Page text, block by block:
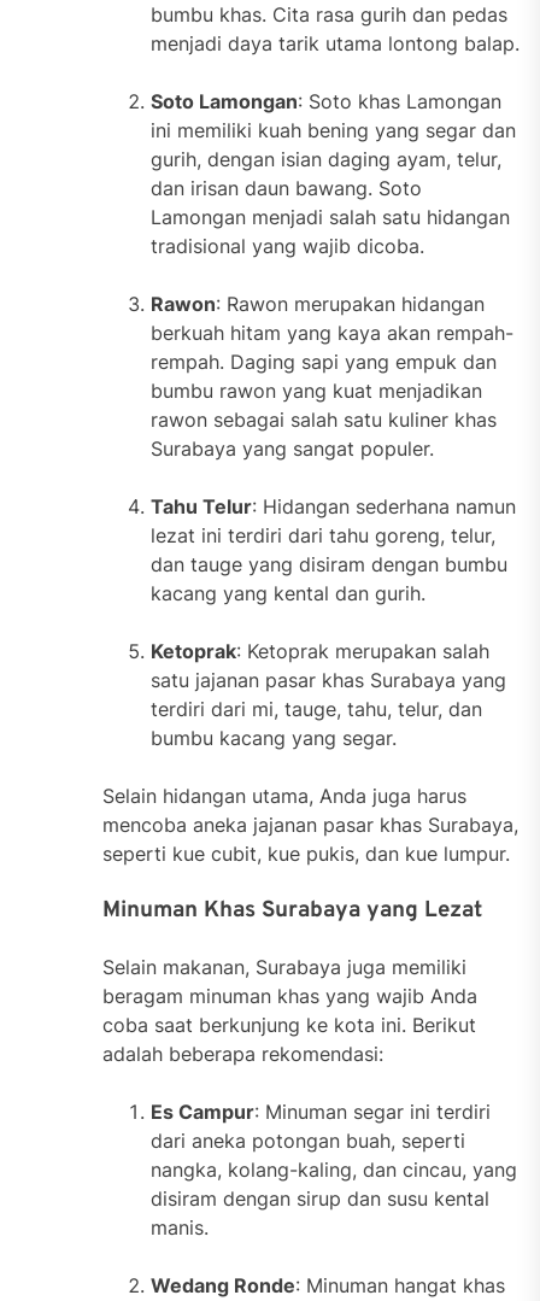
bumbu khas. Cita rasa gurih dan pedas
menjadi daya tarik utama lontong balap.
Soto Lamongan: Soto khas Lamongan
ini memiliki kuah bening yang segar dan
gurih, dengan isian daging ayam, telur,
dan irisan daun bawang. Soto
Lamongan menjadi salah satu hidangan
tradisional yang wajib dicoba.
Rawon: Rawon merupakan hidangan
berkuah hitam yang kaya akan rempah-
rempah. Daging sapi yang empuk dan
bumbu rawon yang kuat menjadikan
rawon sebagai salah satu kuliner khas
Surabaya yang sangat populer.
Tahu Telur: Hidangan sederhana namun
lezat ini terdiri dari tahu goreng, telur,
dan tauge yang disiram dengan bumbu
kacang yang kental dan gurih.
Ketoprak: Ketoprak merupakan salah
satu jajanan pasar khas Surabaya yang
terdiri dari mi, tauge, tahu, telur, dan
bumbu kacang yang segar.
Selain hidangan utama, Anda juga harus
mencoba aneka jajanan pasar khas Surabaya,
seperti kue cubit, kue pukis, dan kue lumpur.
Minuman Khas Surabaya yang Lezat
Selain makanan, Surabaya juga memiliki
beragam minuman khas yang wajib Anda
coba saat berkunjung ke kota ini. Berikut
adalah beberapa rekomendasi:
Es Campur: Minuman segar ini terdiri
dari aneka potongan buah, seperti
nangka, kolang-kaling, dan cincau, yang
disiram dengan sirup dan susu kental
manis.
Wedang Ronde: Minuman hangat khas